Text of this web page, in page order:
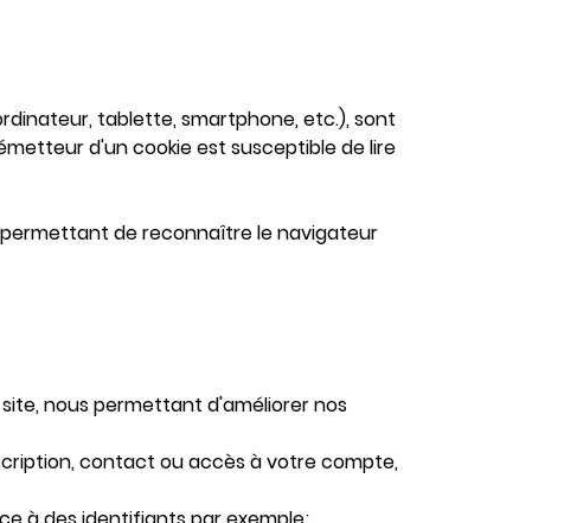
tablette, smartphone, etc.), sont
d'un cookie est susceptible de lire
de reconnaître le navigateur
nous permettant d'améliorer nos
contact ou accès à votre compte,